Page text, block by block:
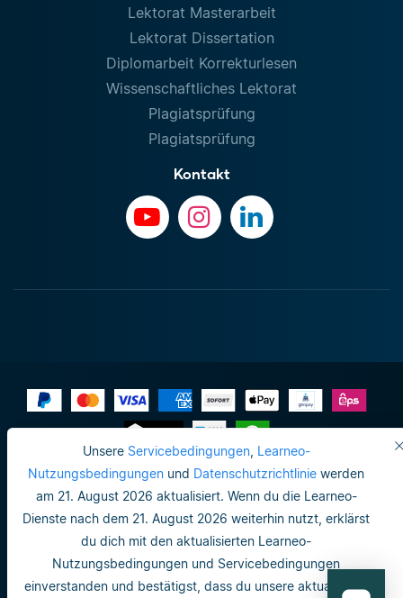
Unsere Servicebedingungen, Learneo-
Nutzungsbedingungen und Datenschutzrichtlinie werden
am 21. August 2026 aktualisiert. Wenn du die Learneo-
Dienste nach dem 21. August 2026 weiterhin nutzt, erklärst
du dich mit den aktualisierten Learneo-
Nutzungsbedingungen und Servicebedingungen
einverstanden und bestätigst, dass du unsere aktualisierte
Lektorat Masterarbeit
Lektorat Dissertation
Diplomarbeit Korrekturlesen
Wissenschaftliches Lektorat
Plagiatsprüfung
Plagiatsprüfung
Kontakt
Impressum
Datenschutzrichtlinie
Do not sell or share my personal info
Nutzungsbedingungen